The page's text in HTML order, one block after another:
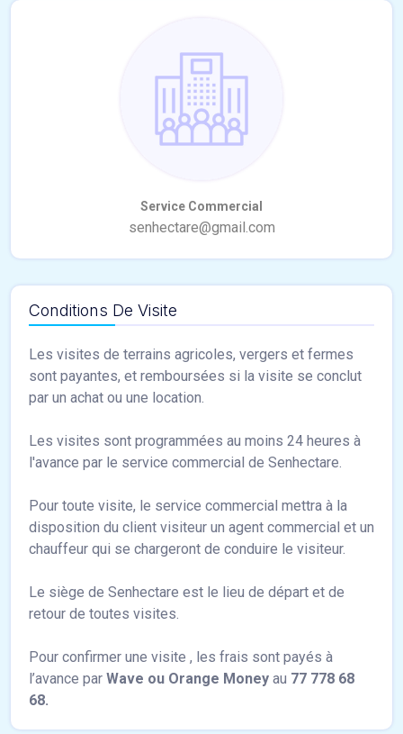
Conditions De Visite
Les visites de terrains agricoles, vergers et fermes
sont payantes, et remboursées si la visite se conclut
par un achat ou une location.
Les visites sont programmées au moins 24 heures à
l'avance par le service commercial de Senhectare.
Pour toute visite, le service commercial mettra à la
disposition du client visiteur un agent commercial et un
chauffeur qui se chargeront de conduire le visiteur.
Le siège de Senhectare est le lieu de départ et de
retour de toutes visites.
Pour confirmer une visite , les frais sont payés à
l’avance par Wave ou Orange Money au 77 778 68
68.